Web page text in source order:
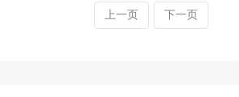
上一页 下一页